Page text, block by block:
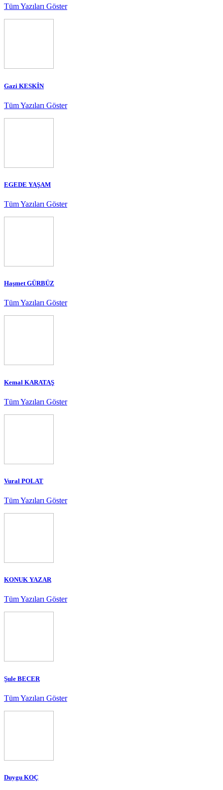
Tüm Yazıları Göster
Gazi KESKİN
Tüm Yazıları Göster
EGEDE YAŞAM
Tüm Yazıları Göster
Haşmet GÜRBÜZ
Tüm Yazıları Göster
Kemal KARATAŞ
Tüm Yazıları Göster
Vural POLAT
Tüm Yazıları Göster
KONUK YAZAR
Tüm Yazıları Göster
Şule BECER
Tüm Yazıları Göster
Duygu KOÇ